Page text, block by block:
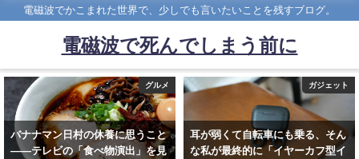
電磁波でかこまれた世界で、少しでも言いたいことを残すブログ。
電磁波で死んでしまう前に
グルメ
バナナマン日村の休養に思うこと
――テレビの「食べ物演出」を見
ガジェット
耳が弱くて自転車にも乗る、そん
な私が最終的に「イヤーカフ型イ